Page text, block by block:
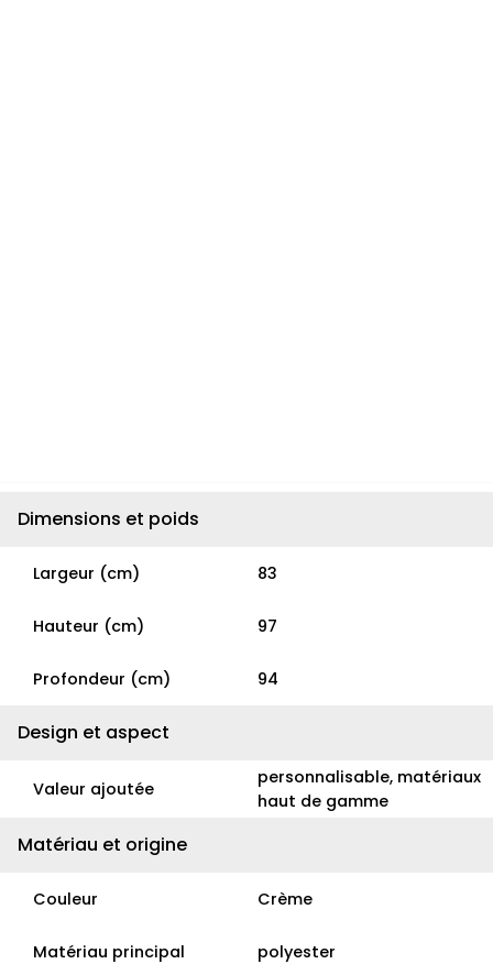
Dimensions et poids
Largeur (cm) 83
Hauteur (cm) 97
Profondeur (cm) 94
Design et aspect
Valeur ajoutée
personnalisable, matériaux
haut de gamme
Matériau et origine
Couleur Crème
Matériau principal polyester